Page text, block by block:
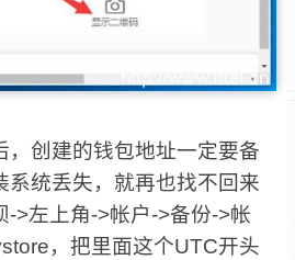
，创建的钱包地址一定要备
系统丢失，就再也找不回来
->左上角->帐户->备份->帐
，把里面这个UTC开头